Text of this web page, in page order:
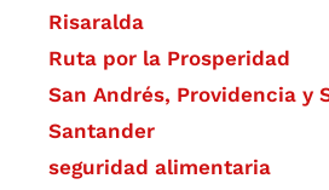
Risaralda
Ruta por la Prosperidad
San Andrés, Providencia y
Santander
seguridad alimentaria